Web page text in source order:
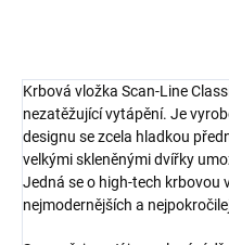
Krbová vložka Scan-Line
nezatěžující vytápění. Je
designu se zcela hladkou
velkými skleněnými dvířky
Jedná se o high-tech krbovou
nejmodernějších a